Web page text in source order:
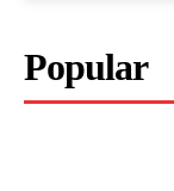
Popular